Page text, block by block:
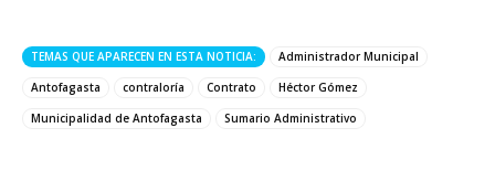
TEMAS QUE APARECEN EN ESTA NOTICIA:
Administrador Municipal
Antofagasta
contraloría Contrato
Héctor Gómez
Municipalidad de Antofagasta
Sumario Administrativo